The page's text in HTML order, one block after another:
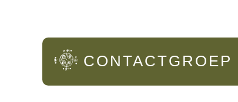
CONTACTGROEP